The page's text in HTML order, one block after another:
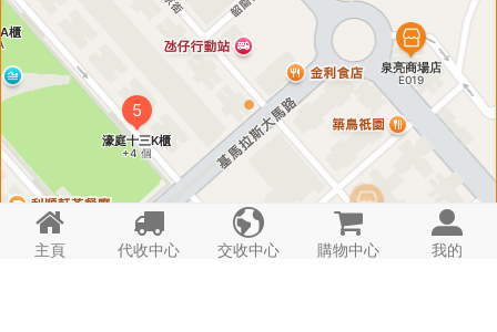

主頁

代收中心

交收中心

購物中心

我的
代購 寄存 導航
電話: -
時間: 24hrs 詳情